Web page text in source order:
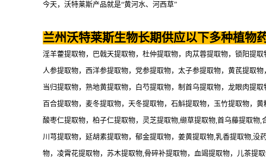
今天，沃特莱斯产品就是“黄河水、河西草”
兰州沃特莱斯生物长期供应以下多种植物
淫羊藿提取物，巴戟天提取物，杜仲提取物，肉苁蓉提取物，锁阳提
人参提取物，西洋参提取物，党参提取物，太子参提取物，黄芪提取
当归提取物，熟地黄提取物，白芍提取物，制首乌提取物，龙眼肉提
百合提取物，麦冬提取物，天冬提取物，石斛提取物，玉竹提取物，
酸枣仁提取物，柏子仁提取物，灵芝提取物,缬草提取物,首乌藤提取物,
川芎提取物，延胡素提取物，郁金提取物，姜黄提取物,乳香提取物,
物，凌霄花提取物，苏木提取物,骨碎补提取物，血竭提取物，儿茶提